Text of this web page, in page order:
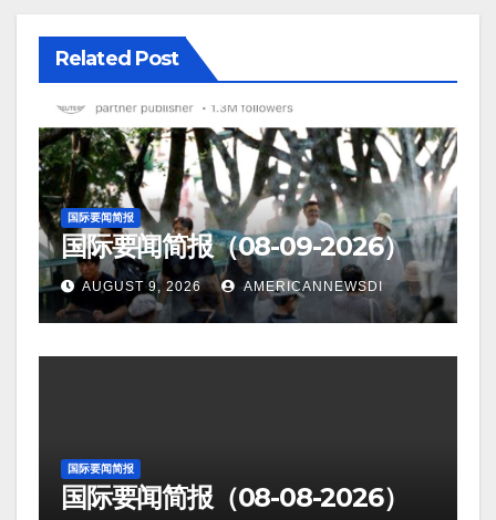
Related Post
国际要闻简报
国际要闻简报（08-09-2026）
AUGUST 9, 2026 AMERICANNEWSDI
国际要闻简报
国际要闻简报（08-08-2026）